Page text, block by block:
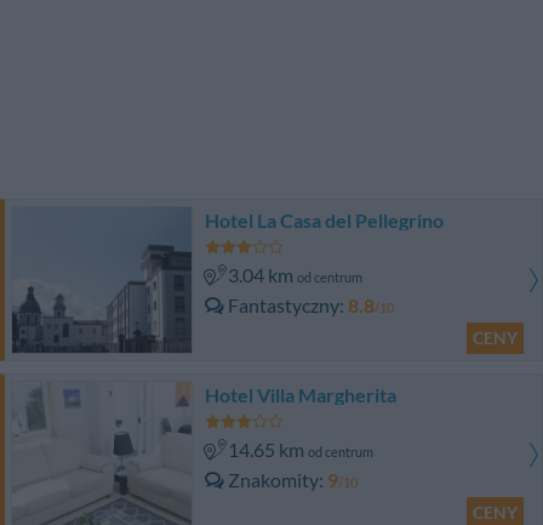
Hotel La Casa del Pellegrino
3.04 km od centrum
Fantastyczny 8.8/10
CENY
Hotel Villa Margherita
14.65 km od centrum
Znakomity 9/10
CENY